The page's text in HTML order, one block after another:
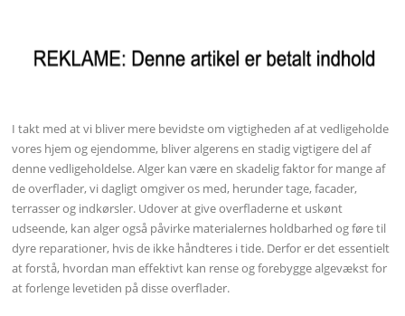
I takt med at vi bliver mere bevidste om vigtigheden af at vedligeholde
vores hjem og ejendomme, bliver algerens en stadig vigtigere del af
denne vedligeholdelse. Alger kan være en skadelig faktor for mange af
de overflader, vi dagligt omgiver os med, herunder tage, facader,
terrasser og indkørsler. Udover at give overfladerne et uskønt
udseende, kan alger også påvirke materialernes holdbarhed og føre til
dyre reparationer, hvis de ikke håndteres i tide. Derfor er det essentielt
at forstå, hvordan man effektivt kan rense og forebygge algevækst for
at forlenge levetiden på disse overflader.